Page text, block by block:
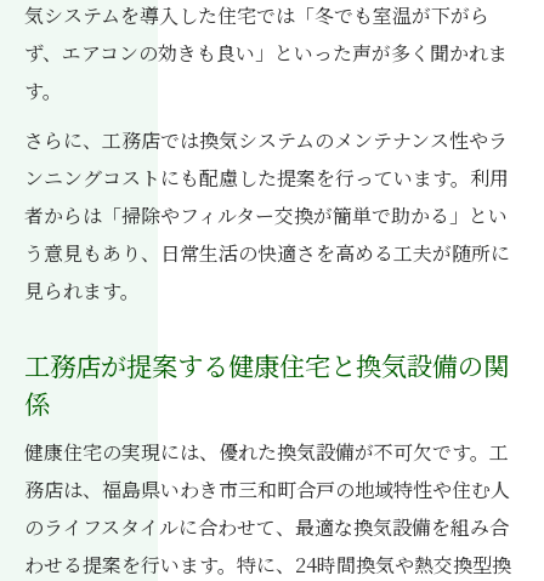
気システムを導入した住宅では「冬でも室温が下がら
ず、エアコンの効きも良い」といった声が多く聞かれま
す。
さらに、工務店では換気システムのメンテナンス性やラ
ンニングコストにも配慮した提案を行っています。利用
者からは「掃除やフィルター交換が簡単で助かる」とい
う意見もあり、日常生活の快適さを高める工夫が随所に
見られます。
工務店が提案する健康住宅と換気設備の関
係
健康住宅の実現には、優れた換気設備が不可欠です。工
務店は、福島県いわき市三和町合戸の地域特性や住む人
のライフスタイルに合わせて、最適な換気設備を組み合
わせる提案を行います。特に、24時間換気や熱交換型換